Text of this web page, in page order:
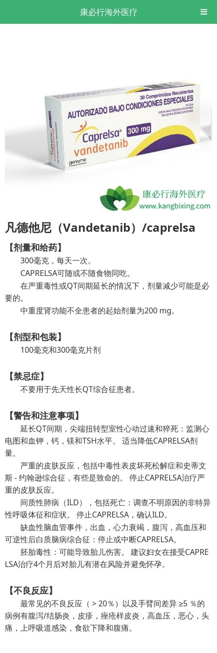
康必行海外医疗
凡德他尼（Vandetanib）/caprelsa
【剂量和给药】
300毫克，每天一次。
CAPRELSA可随或不随食物同吃。
在严重毒性或QT间期延长的情况下，剂量减少可能是必
要的。
中重度肾功能不全患者的起始剂量为200 mg。
【剂型和包装】
100毫克和300毫克片剂
【禁忌症】
不要用于先天性长QT综合征患者。
【警告和注意事项】
延长QT间期，尖端扭转型室性心动过速和猝死：监测心
电图和血钾，钙，镁和TSH水平。 适当降低CAPRELSA剂
量。
严重的皮肤反应，包括中毒性表皮坏死松解症和史蒂文
斯 - 约翰逊综合征，有些是致命的。 停止CAPRELSA治疗严
重的皮肤反应。
间质性肺病（ILD），包括死亡：调查不明原因的非特异
性呼吸体征和症状。 停止CAPRELSA，确认ILD。
缺血性脑血管事件，出血，心力衰竭，腹泻，高血压和
可逆性后白质脑病综合征：停止或中断CAPRELSA。
胚胎毒性：可能导致胎儿伤害。 建议妇女在接受CAPRE
LSA治疗4个月后对胎儿有潜在风险并避免怀孕。
【不良反应】
最常见的不良反应（ > 20％）以及手臂间差异 ≥5 ％的
病例有腹泻/结肠炎，皮疹，痤疮样皮炎，高血压，恶心，头
痛，上呼吸道感染，食欲下降和腹痛。